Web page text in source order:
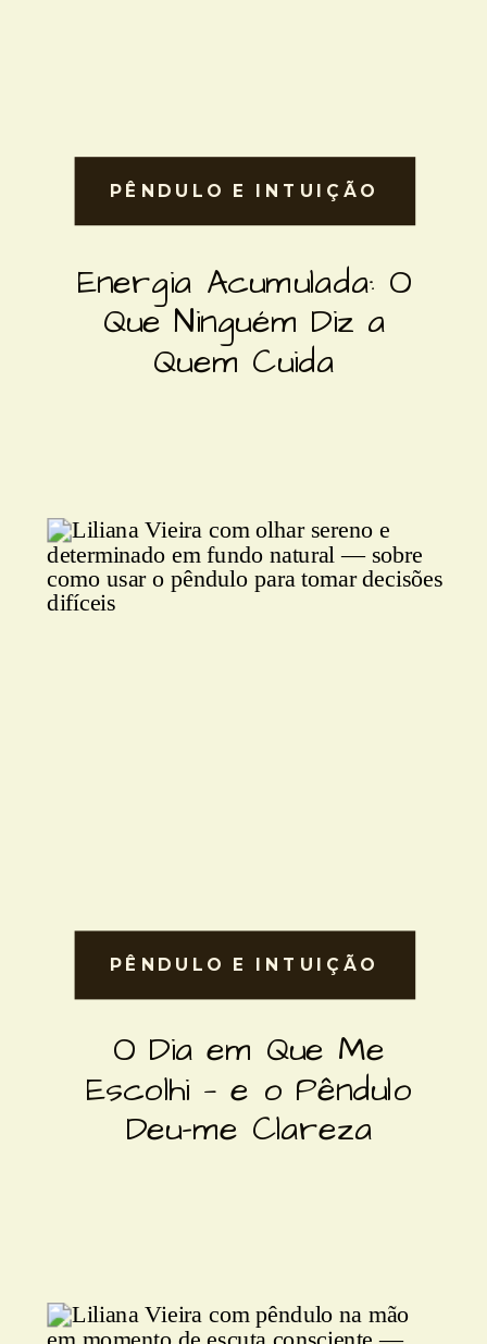
PÊNDULO E INTUIÇÃO
Energia Acumulada: O
Que Ninguém Diz a
Quem Cuida
PÊNDULO E INTUIÇÃO
O Dia em Que Me
Escolhi — e o Pêndulo
Deu-me Clareza
PÊNDULO E INTUIÇÃO